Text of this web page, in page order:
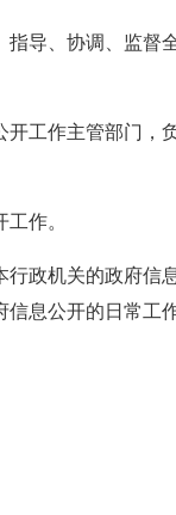
导、协调、监督
工作主管部门，
作。
政机关的政府信
息公开的日常工作